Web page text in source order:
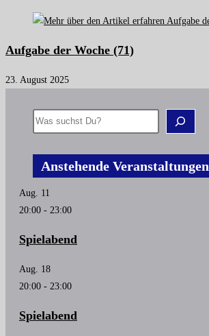
Aufgabe der Woche (71)
23. August 2025
Suchen
Anstehende Veranstaltungen
Aug. 11
20:00 - 23:00
Spielabend
Aug. 18
20:00 - 23:00
Spielabend